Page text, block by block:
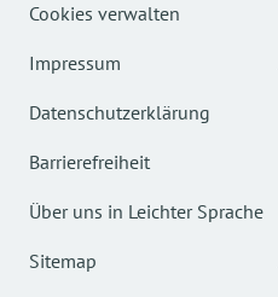
Cookies verwalten
Impressum
Datenschutzerklärung
Barrierefreiheit
Über uns in Leichter Sprache
Sitemap